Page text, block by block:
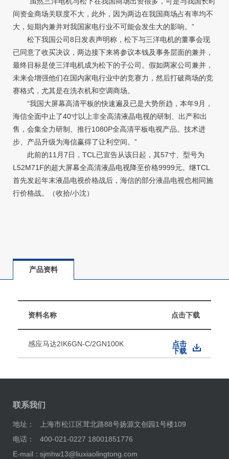
间资金商场关联度不大，此外，因为两边在我国商场占有率均不
大，短期内兼并对我国家电行业不可能会发生大的影响。”
松下我国公司8日发表声明称，松下与三洋电机的董事会现
已同意了收买决议，两边接下来将参议本钱及事务层面的兼并，
最终目标是使三洋电机成为松下的子公司。假如两家公司兼并，
未来会增强他们在国内家电行业中的竞赛力，然后打破商场的竞
赛格式，尤其是在洗衣机和空调商场。
“我国大屏幕高清平板的快速遍及已是大势所趋，本年9月，
海信全面中止了40寸以上非全高清液晶电视的研制、出产和出
售，会集全力研制、推行1080P全高清平板电视产品。技术进
步、产品升级为海信赢得了让利空间。”
此前的11月7日，TCL已宣告从该日起，其57寸、型号为
L52M71F的超大屏幕全高清液晶电视降至价格9999元。继TCL
首先发起年末液晶电视价格战后，海信的部分液晶电视也相同施
行价格战。（收拾/小沈）
产品资料
资料名称 点击下载
感应马达2IK6GN-C/2GN100K
点击
下载
联系我们
地址：
上海市松江区茸北路88号扬源文创园1号楼109
电话：
400-021-0227 18001851776
E-mail：sjmhw13@liuxiaolingtong.com